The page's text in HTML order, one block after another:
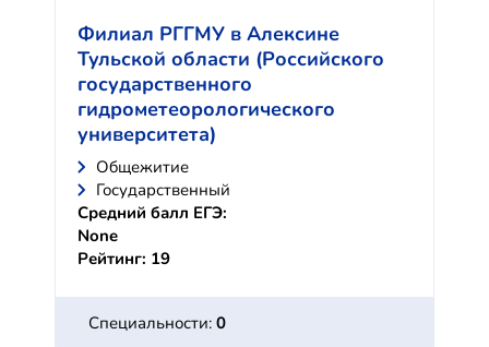
Филиал РГГМУ в Алексине
Тульской области (Российского
государственного
гидрометеорологического
университета)
Общежитие
Государственный
Средний балл ЕГЭ:
None
Рейтинг: 19
Специальности: 0